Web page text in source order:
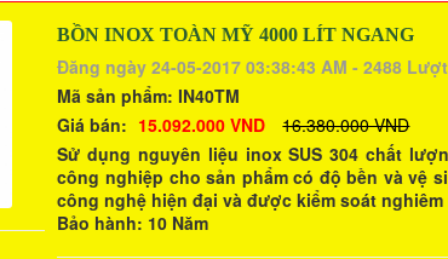
BỒN INOX TOÀN MỸ 4000 LÍT NGANG
Đăng ngày 24-05-2017 03:38:43 AM - 2488
Mã sản phẩm:IN40TM
Giá bán: 15.092.000 VND
16.380.000 VND
Sử dụng nguyên liệu inox SUS 304 chất
công nghiệp cho sản phẩm có độ bền và vệ
công nghệ hiện đại và được kiểm soát
Bảo hành: 10 Năm